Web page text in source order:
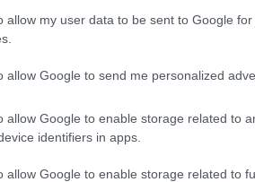
allow my user data to be sent to Google
allow Google to send me personalized
allow Google to enable storage related to
identifiers in apps.
allow Google to enable storage related to